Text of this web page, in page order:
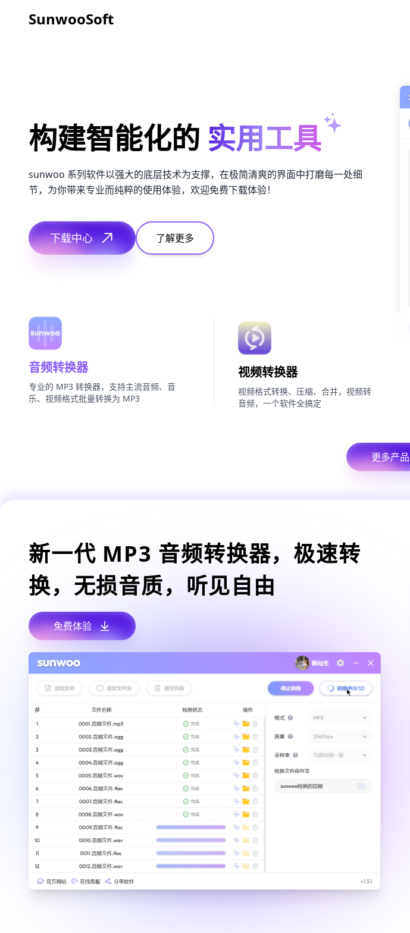
SunwooSoft
构建智能化的 实用工具
sunwoo 系列软件以强大的底层技术为支撑，在极简清爽的界面中打磨每一处细
节，为你带来专业而纯粹的使用体验，欢迎免费下载体验！
下载中心 了解更多
音频转换器
专业的 MP3 转换器，支持主流音频、音
乐、视频格式批量转换为 MP3
视频转换器
视频格式转换、压缩、合并，视频转
音频，一个软件全搞定
更多产品
新一代 MP3 音频转换器，极速转
换，无损音质，听见自由
免费体验